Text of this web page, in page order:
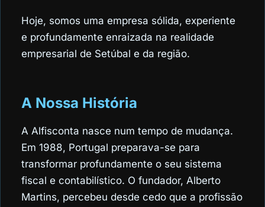
Hoje, somos uma empresa sólida, experiente
e profundamente enraizada na realidade
empresarial de Setúbal e da região.
A Nossa História
A Alfisconta nasce num tempo de mudança.
Em 1988, Portugal preparava-se para
transformar profundamente o seu sistema
fiscal e contabilístico. O fundador, Alberto
Martins, percebeu desde cedo que a profissão